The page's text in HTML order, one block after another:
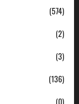
(574)
(2)
(3)
(136)
(0)